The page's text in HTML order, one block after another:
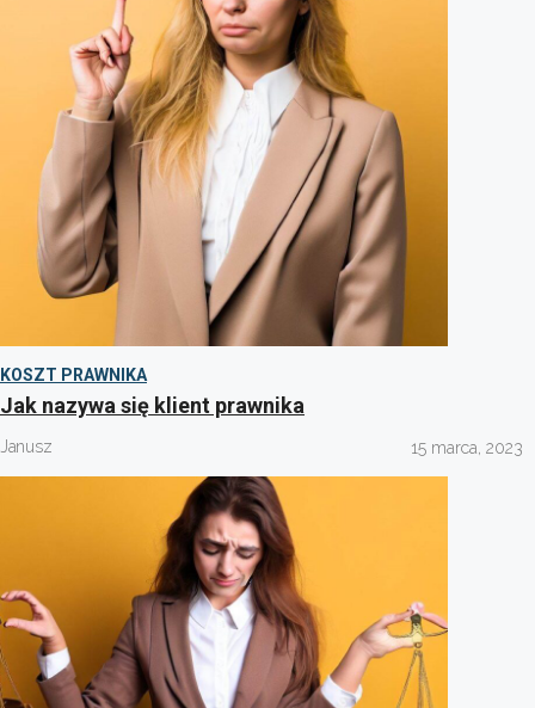
KOSZT PRAWNIKA
Jak nazywa się klient prawnika
Janusz 15 marca, 2023